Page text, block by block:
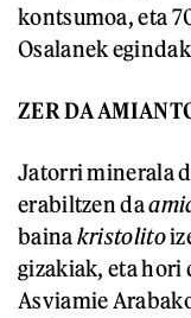
kontsumoa, eta
Osalanek
ZER DA
Jatorri minerala
erabiltzen da
bainakristolito
gizakiak, eta hori
Asviamie